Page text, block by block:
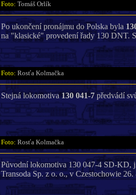
Foto: Tomáš Orlík
Po ukončení pronájmu do Polska byla
na "klasické" provedení řady 130 DNT.
Foto: Rosťa Kolmačka
Stejná lokomotiva130 041-7předvádí
Foto: Rosťa Kolmačka
Původní lokomotiva 130 047-4 SD-KD,
Transoda Sp. z o. o., v Czestochowie 26.